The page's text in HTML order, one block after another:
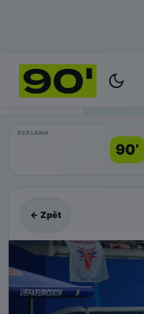
ŽIVĚ 90'
REKLAMA
90’
← Zpět